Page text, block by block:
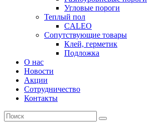
Угловые пороги
Теплый пол
CALEO
Сопутствующие товары
Клей, герметик
Подложка
О нас
Новости
Акции
Сотрудничество
Контакты